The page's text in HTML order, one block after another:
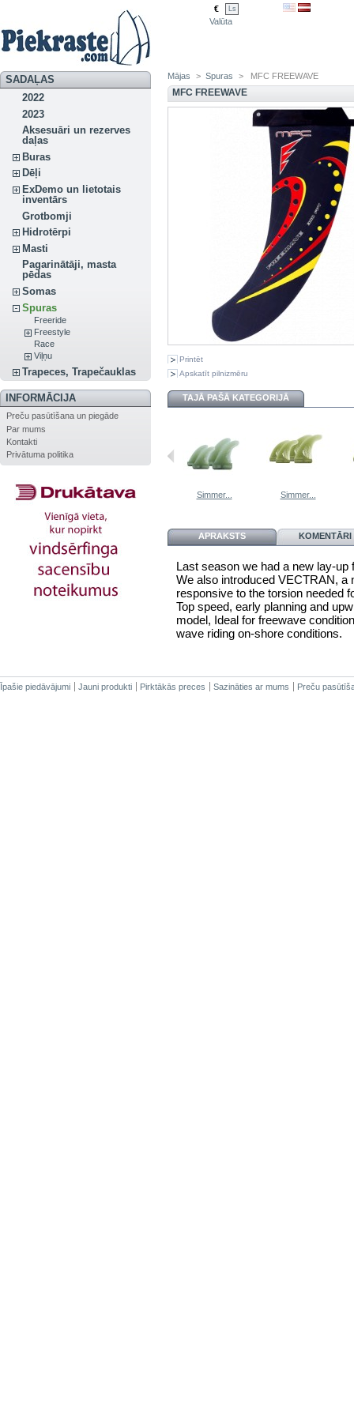
€ Ls
Valūta
SADAĻAS
2022
2023
Aksesuāri un rezerves
daļas
Buras
Dēļi
ExDemo un lietotais
inventārs
Grotbomji
Hidrotērpi
Masti
Pagarinātāji, masta
pēdas
Somas
Spuras
Freeride
Freestyle
Race
Viļņu
Trapeces, Trapečauklas
INFORMĀCIJA
Preču pasūtīšana un piegāde
Par mums
Kontakti
Privātuma politika
Mājas > Spuras > MFC FREEWAVE
MFC FREEWAVE
Printēt
Apskatīt pilnizmēru
TAJĀ PAŠĀ KATEGORIJĀ
MFC SL MFC SL2 Simmer... Simmer...
APRAKSTS KOMENTĀRI
Last season we had a new lay-
We also introduced VECTRAN, a
responsive to the torsion needed
Top speed, early planning and
model, Ideal for freewave
wave riding on-shore conditions.
Īpašie piedāvājumi Jauni produkti Pirktākās preces Sazināties ar mums Preču